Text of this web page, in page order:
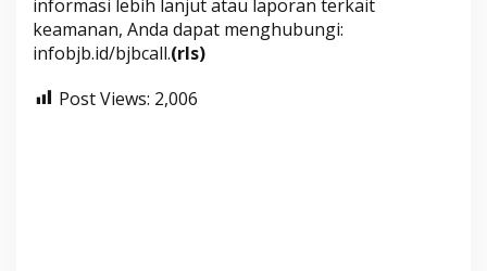
informasi lebih lanjut atau laporan terkait
keamanan, Anda dapat menghubungi:
infobjb.id/bjbcall.(rls)
Post Views: 2,006